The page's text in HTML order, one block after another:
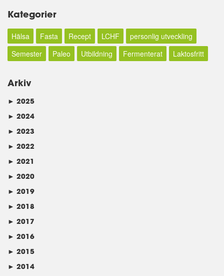
Kategorier
Hälsa Fasta Recept LCHF
personlig utveckling
Semester
Paleo Utbildning Fermenterat Laktosfritt
Arkiv
► 2025
► 2024
► 2023
► 2022
► 2021
► 2020
► 2019
► 2018
► 2017
► 2016
► 2015
► 2014